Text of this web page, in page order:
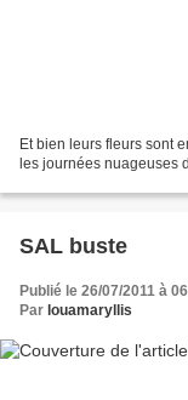
Et bien leurs fleurs sont
les journées nuageuses
SAL buste
Publié le 26/07/2011 à
Par louamaryllis